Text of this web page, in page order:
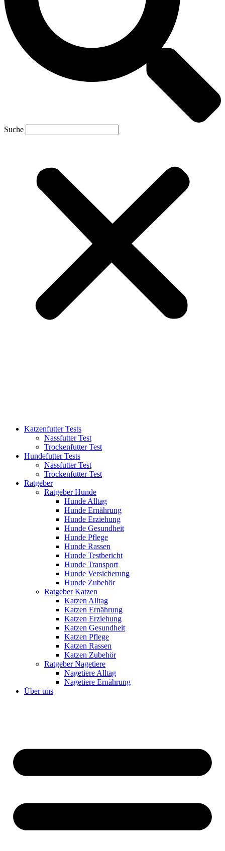
Suche
Katzenfutter Tests
Nassfutter Test
Trockenfutter Test
Hundefutter Tests
Nassfutter Test
Trockenfutter Test
Ratgeber
Ratgeber Hunde
Hunde Alltag
Hunde Ernährung
Hunde Erziehung
Hunde Gesundheit
Hunde Pflege
Hunde Rassen
Hunde Testbericht
Hunde Transport
Hunde Versicherung
Hunde Zubehör
Ratgeber Katzen
Katzen Alltag
Katzen Ernährung
Katzen Erziehung
Katzen Gesundheit
Katzen Pflege
Katzen Rassen
Katzen Zubehör
Ratgeber Nagetiere
Nagetiere Alltag
Nagetiere Ernährung
Über uns